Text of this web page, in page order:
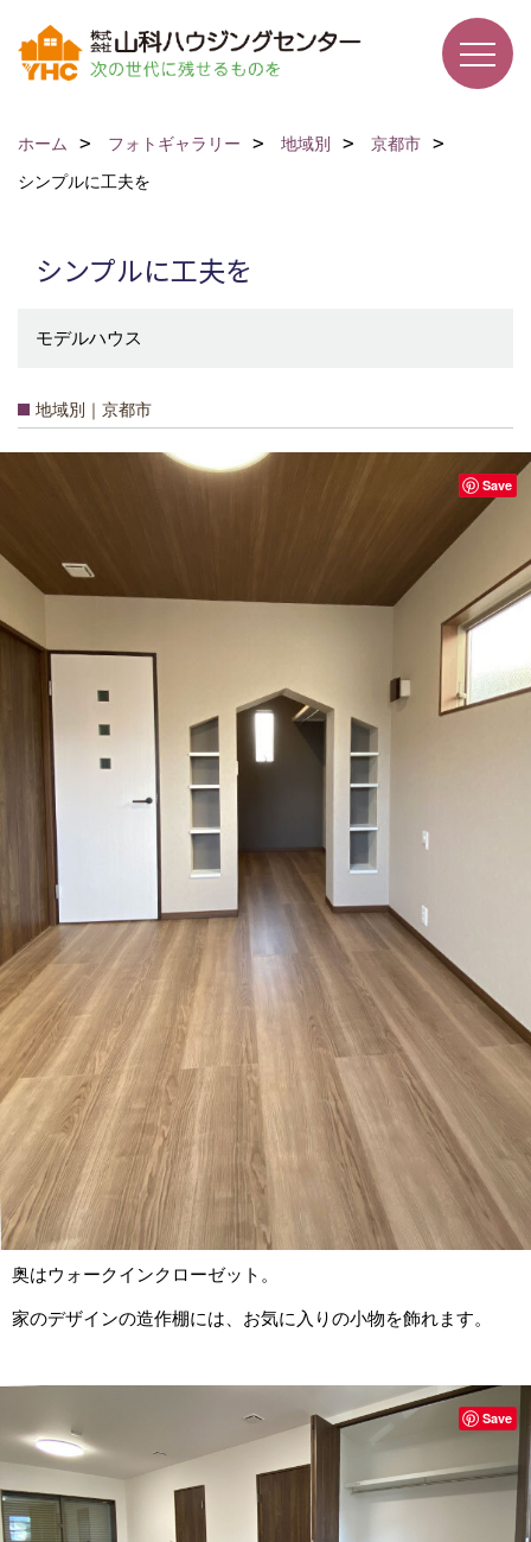
ホーム フォトギャラリー 地域別
京都市
シンプルに工夫を
シンプルに工夫を
モデルハウス
地域別｜京都市
奥はウォークインクローゼット。
家のデザインの造作棚には、お気に入りの小物を飾れます。
Save
Save